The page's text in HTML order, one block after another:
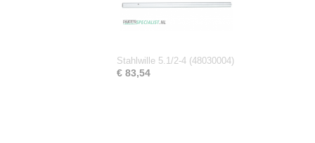
Stahlwille 5.1/2-4 (48030004)
€ 83,54